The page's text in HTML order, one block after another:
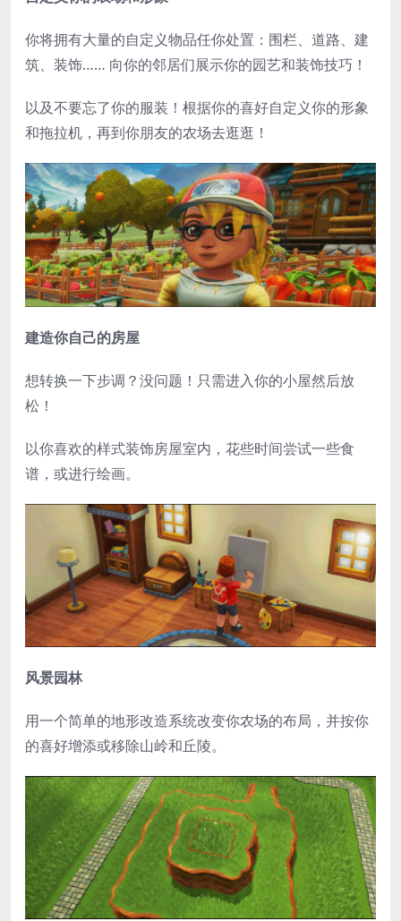
你将拥有大量的自定义物品任你处置：围栏、道路、建
筑、装饰…… 向你的邻居们展示你的园艺和装饰技巧！
以及不要忘了你的服装！根据你的喜好自定义你的形象
和拖拉机，再到你朋友的农场去逛逛！
建造你自己的房屋
想转换一下步调？没问题！只需进入你的小屋然后放
松！
以你喜欢的样式装饰房屋室内，花些时间尝试一些食
谱，或进行绘画。
风景园林
用一个简单的地形改造系统改变你农场的布局，并按你
的喜好增添或移除山岭和丘陵。